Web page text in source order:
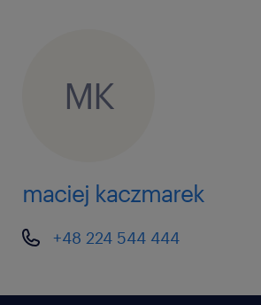
MK
maciej kaczmarek
+48 224 544 444